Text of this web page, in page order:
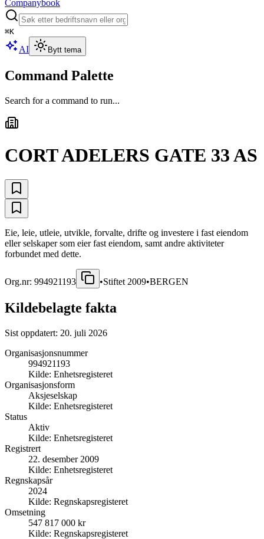
Companybook
⌘K
AI Bytt tema
Command Palette
Search for a command to run...
CORT ADELERS GATE 33 AS
Eie, leie, utleie, utvikle, forvalte, drifte og investere i fast eiendom
eller selskaper som eier fast eiendom, samt andre aktiviteter
forbundet med dette.
Org.nr: 994921193 •Stiftet 2009•BERGEN
Kildebelagte fakta
Sist oppdatert: 20. juli 2026
Organisasjonsnummer
994921193
Kilde: Enhetsregisteret
Organisasjonsform
Aksjeselskap
Kilde: Enhetsregisteret
Status
Aktiv
Kilde: Enhetsregisteret
Registrert
22. desember 2009
Kilde: Enhetsregisteret
Regnskapsår
2024
Kilde: Regnskapsregisteret
Omsetning
547 817 000 kr
Kilde: Regnskapsregisteret